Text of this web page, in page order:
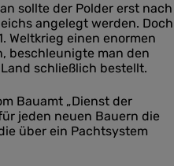
sollte der Polder erst nach
angelegt werden. Doch
Weltkrieg einen enormen
beschleunigte man den
schließlich bestellt.
Bauamt „Dienst der
jeden neuen Bauern die
über ein Pachtsystem